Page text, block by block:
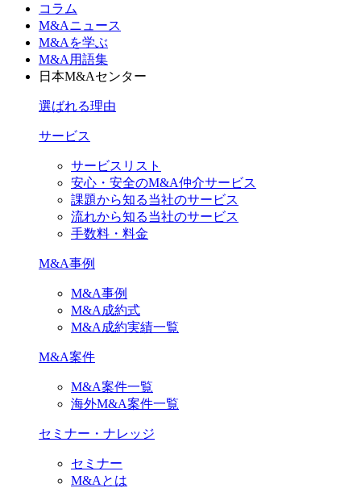
コラム
M&Aニュース
M&Aを学ぶ
M&A用語集
日本M&Aセンター
選ばれる理由
サービス
サービスリスト
安心・安全のM&A仲介サービス
課題から知る当社のサービス
流れから知る当社のサービス
手数料・料金
M&A事例
M&A事例
M&A成約式
M&A成約実績一覧
M&A案件
M&A案件一覧
海外M&A案件一覧
セミナー・ナレッジ
セミナー
M&Aとは